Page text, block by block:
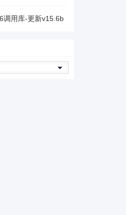
调用库-更新v15.6b